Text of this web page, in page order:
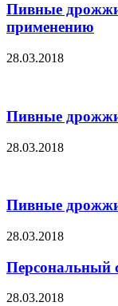
Пивные дрожжи
применению
28.03.2018
Пивные дрожжи
28.03.2018
Пивные дрожжи
28.03.2018
28.03.2018